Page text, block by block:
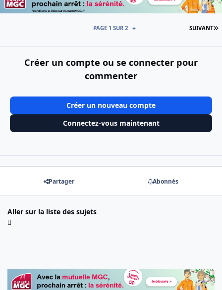
SUIVANT
PAGE 1 SUR 2
Créer un compte ou se connecter pour
commenter
Créer un nouveau compte
Connectez-vous maintenant
Partager Abonnés
Aller sur la liste des sujets